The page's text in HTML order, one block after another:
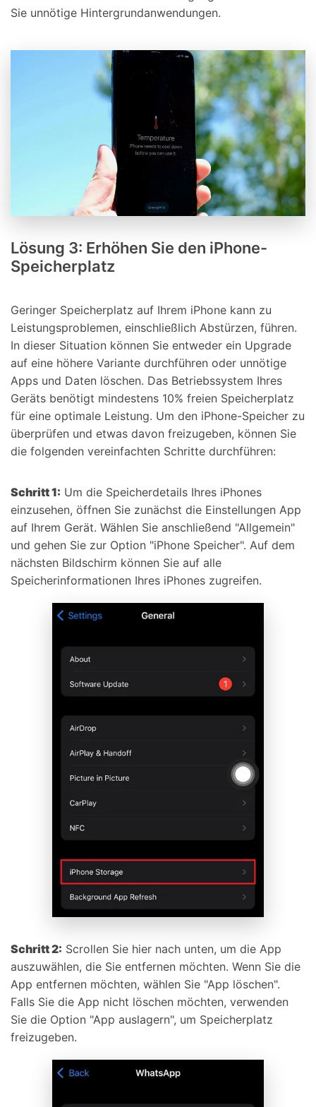
Sie unnötige Hintergrundanwendungen.
Lösung 3: Erhöhen Sie den iPhone-
Speicherplatz
Geringer Speicherplatz auf Ihrem iPhone kann zu
Leistungsproblemen, einschließlich Abstürzen, führen.
In dieser Situation können Sie entweder ein Upgrade
auf eine höhere Variante durchführen oder unnötige
Apps und Daten löschen. Das Betriebssystem Ihres
Geräts benötigt mindestens 10% freien Speicherplatz
für eine optimale Leistung. Um den iPhone-Speicher zu
überprüfen und etwas davon freizugeben, können Sie
die folgenden vereinfachten Schritte durchführen:
Schritt 1: Um die Speicherdetails Ihres iPhones
einzusehen, öffnen Sie zunächst die Einstellungen App
auf Ihrem Gerät. Wählen Sie anschließend "Allgemein"
und gehen Sie zur Option "iPhone Speicher". Auf dem
nächsten Bildschirm können Sie auf alle
Speicherinformationen Ihres iPhones zugreifen.
Schritt 2: Scrollen Sie hier nach unten, um die App
auszuwählen, die Sie entfernen möchten. Wenn Sie die
App entfernen möchten, wählen Sie "App löschen".
Falls Sie die App nicht löschen möchten, verwenden
Sie die Option "App auslagern", um Speicherplatz
freizugeben.